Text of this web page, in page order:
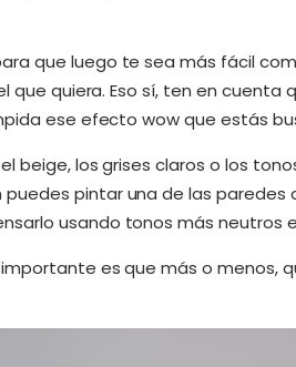
que luego te sea más fácil
que quiera. Eso sí, ten en
ese efecto wow que estás
beige, los grises claros o los
pintar una de las paredes
usando tonos más neutros
es que más o menos,